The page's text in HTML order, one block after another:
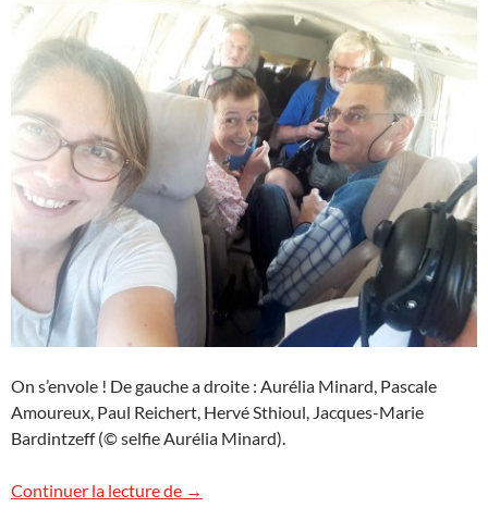
On s’envole ! De gauche a droite : Aurélia Minard, Pascale
Amoureux, Paul Reichert, Hervé Sthioul, Jacques-Marie
Bardintzeff (© selfie Aurélia Minard).
Continuer la lecture de On s’envole au Salvador !
→